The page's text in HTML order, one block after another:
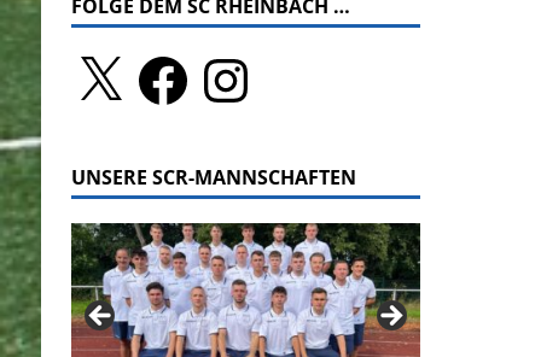
FOLGE DEM SC RHEINBACH …
UNSERE SCR-MANNSCHAFTEN